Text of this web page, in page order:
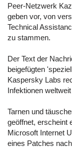
Peer-Netzwerk
geben vor, von
Technical
zu stammen.
Der Text der
beigefügten
Kaspersky Labs
Infektionen
Tarnen und
geöffnet, erscheint
Microsoft Internet
eines Patches